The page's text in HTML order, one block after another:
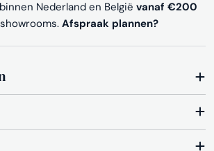
Nederland en België vanaf €200
Afspraak plannen?